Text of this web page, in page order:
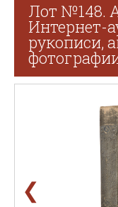
Лот №148.
Интернет-
рукописи,
❮